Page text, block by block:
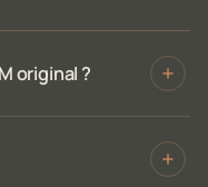
original ?